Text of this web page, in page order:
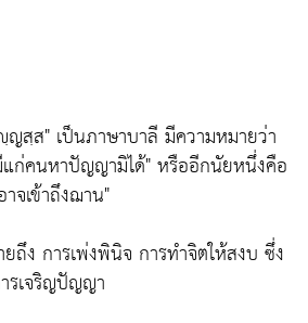
ส" เป็นภาษาบาลี มีความหมายว่า
แก่คนหาปัญญามิได้" หรืออีกนัยหนึ่งคือ
จเข้าถึงฌาน"
ถึง การเพ่งพินิจ การทำจิตให้สงบ ซึ่ง
รเจริญปัญญา